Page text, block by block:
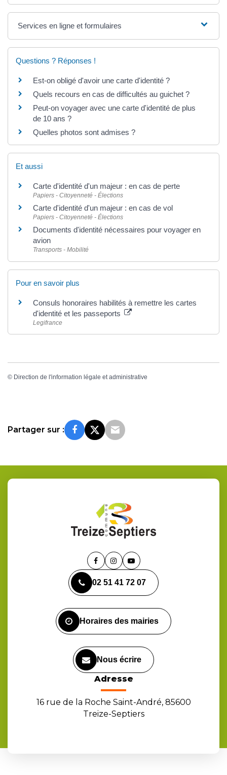
Services en ligne et formulaires
Questions ? Réponses !
Est-on obligé d'avoir une carte d'identité ?
Quels recours en cas de difficultés au guichet ?
Peut-on voyager avec une carte d'identité de plus
de 10 ans ?
Quelles photos sont admises ?
Et aussi
Carte d'identité d'un majeur : en cas de perte
Papiers - Citoyenneté - Élections
Carte d'identité d'un majeur : en cas de vol
Papiers - Citoyenneté - Élections
Documents d'identité nécessaires pour voyager en
avion
Transports - Mobilité
Pour en savoir plus
Consuls honoraires habilités à remettre les cartes
d'identité et les passeports
Legifrance
© Direction de l'information légale et administrative
Partager sur :
Lien
le
compte
Lien
le
compte
Lien
la
chaîne
02 51 41 72 07
Horaires des mairies
Nous écrire
Adresse
16 rue de la Roche Saint-André, 85600
Treize-Septiers